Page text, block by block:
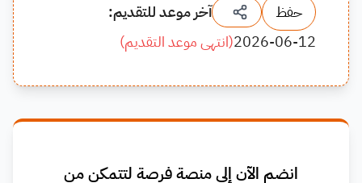
حفظ
آخر موعد للتقديم:
2026-06-12
(انتهى موعد التقديم)
انضم الآن إلى منصة فرصة لتتمكن من